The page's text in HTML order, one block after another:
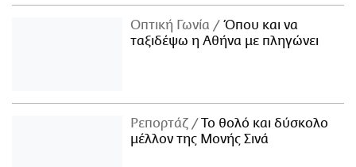
Οπτική Γωνία
Όπου και να
ταξιδέψω η Αθήνα με πληγώνει
Ρεπορτάζ
Το θολό και δύσκολο
μέλλον της Μονής Σινά